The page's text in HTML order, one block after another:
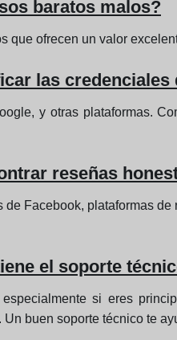
baratos malos?
que ofrecen un valor
las
y otras plataformas.
reseñas
de Facebook, plataformas
el soporte
si eres
buen soporte técnico te